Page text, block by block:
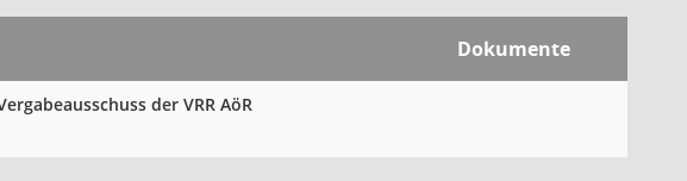
Dokumente
der VRR AöR